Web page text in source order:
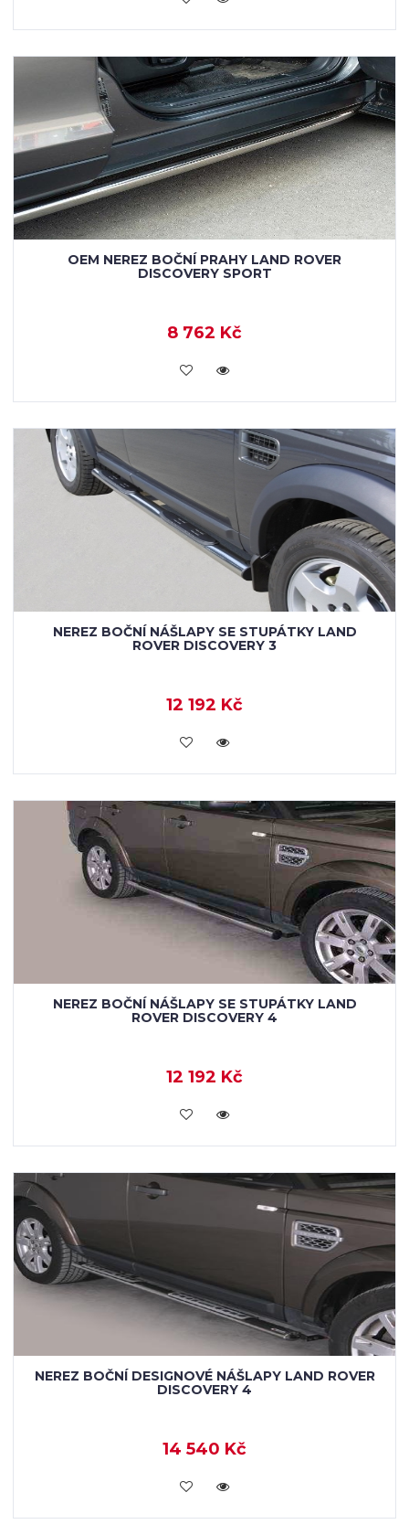
OEM NEREZ BOČNÍ PRAHY LAND ROVER
DISCOVERY SPORT
8 762 Kč
KOUPIT
NEREZ BOČNÍ NÁŠLAPY SE STUPÁTKY LAND
ROVER DISCOVERY 3
12 192 Kč
KOUPIT
NEREZ BOČNÍ NÁŠLAPY SE STUPÁTKY LAND
ROVER DISCOVERY 4
12 192 Kč
KOUPIT
NEREZ BOČNÍ DESIGNOVÉ NÁŠLAPY LAND ROVER
DISCOVERY 4
14 540 Kč
KOUPIT